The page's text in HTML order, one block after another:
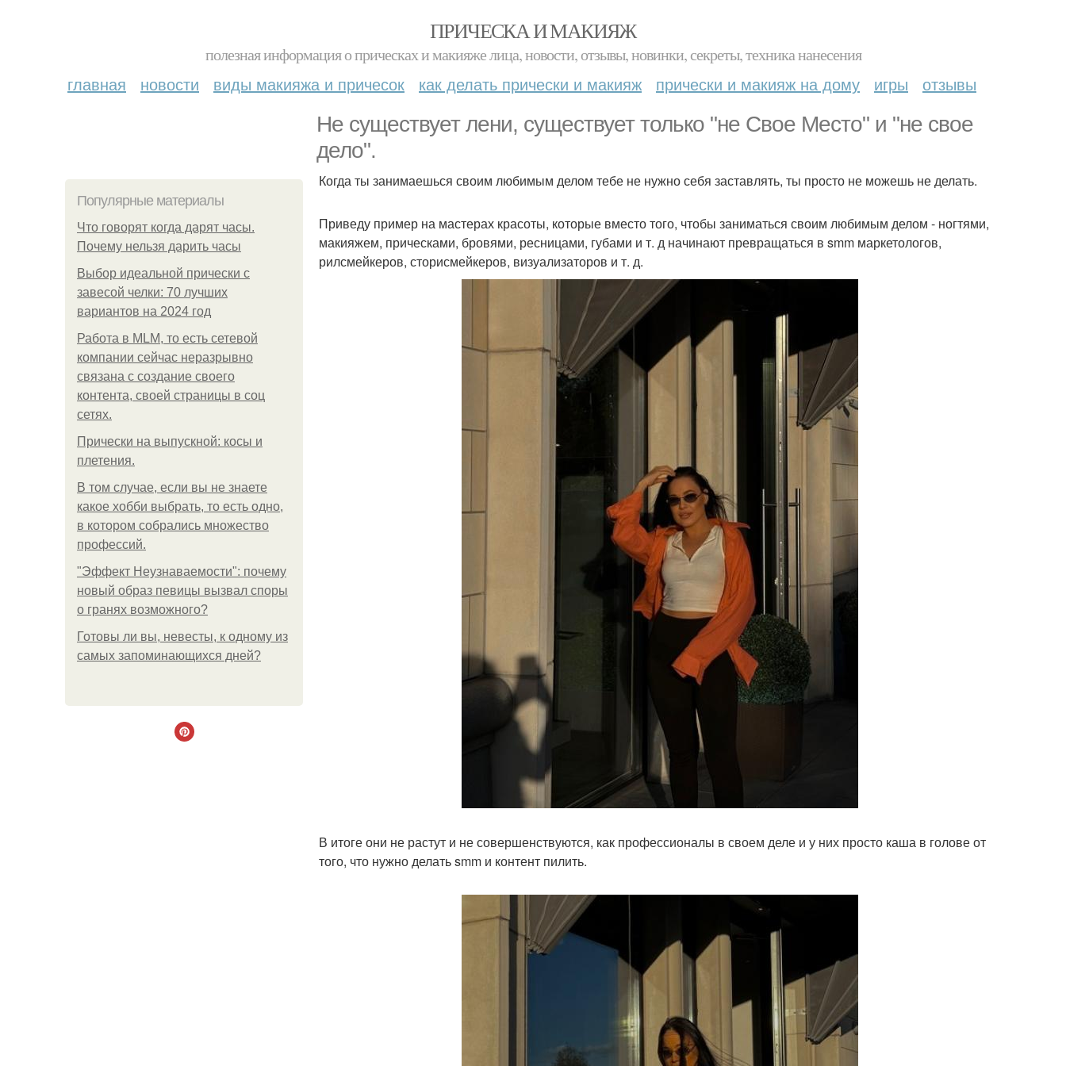
ПРИЧЕСКА И МАКИЯЖ
полезная информация о прическах и макияже лица, новости, отзывы, новинки, секреты, техника нанесения
главная новости виды макияжа и причесок как делать прически и макияж прически и макияж на дому игры отзывы
Не существует лени, существует только "не Свое Место" и "не свое
дело".
Популярные материалы
Что говорят когда дарят часы.
Почему нельзя дарить часы
Выбор идеальной прически с
завесой челки: 70 лучших
вариантов на 2024 год
Работа в MLM, то есть сетевой
компании сейчас неразрывно
связана с создание своего
контента, своей страницы в соц
сетях.
Прически на выпускной: косы и
плетения.
В том случае, если вы не знаете
какое хобби выбрать, то есть одно,
в котором собрались множество
профессий.
"Эффект Неузнаваемости": почему
новый образ певицы вызвал споры
о гранях возможного?
Готовы ли вы, невесты, к одному из
самых запоминающихся дней?
Когда ты занимаешься своим любимым делом тебе не нужно себя заставлять, ты просто не можешь не делать.
Приведу пример на мастерах красоты, которые вместо того, чтобы заниматься своим любимым делом - ногтями,
макияжем, прическами, бровями, ресницами, губами и т. д начинают превращаться в smm маркетологов,
рилсмейкеров, сторисмейкеров, визуализаторов и т. д.
В итоге они не растут и не совершенствуются, как профессионалы в своем деле и у них просто каша в голове от
того, что нужно делать smm и контент пилить.